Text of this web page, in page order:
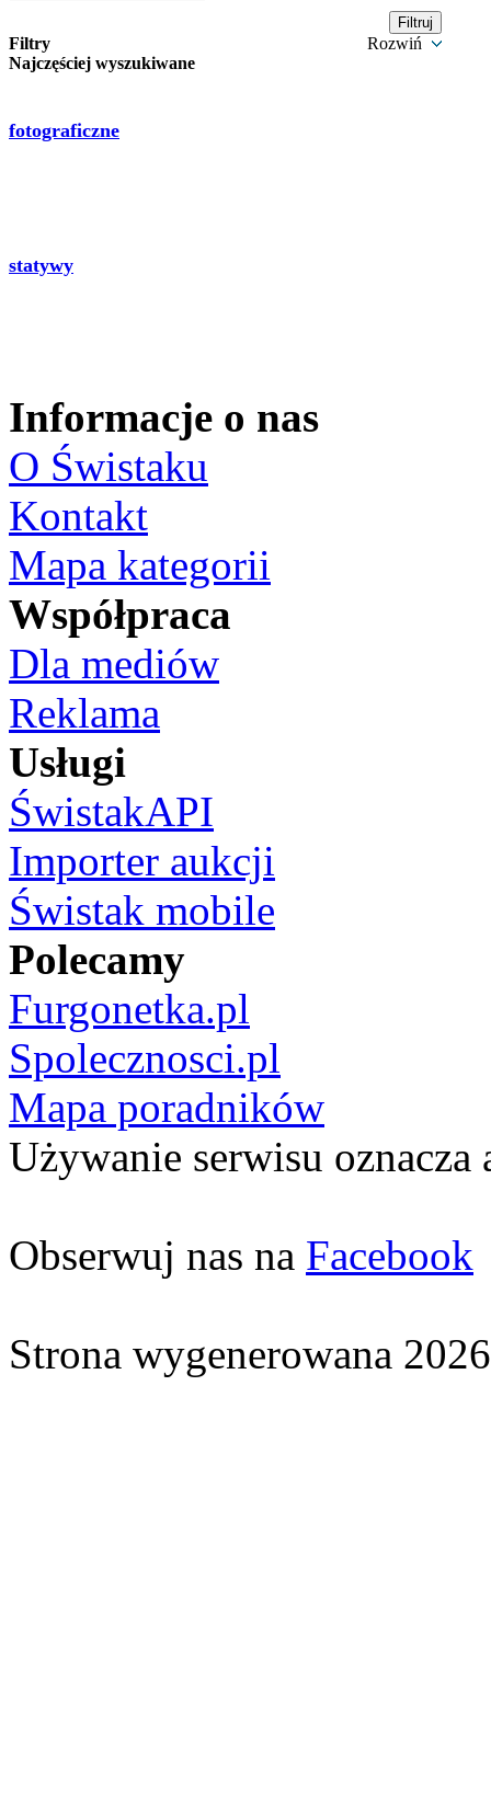
Filtry
Rozwiń
Najczęściej wyszukiwane
fotograficzne
statywy
Informacje o nas
O Świstaku
Kontakt
Mapa kategorii
Współpraca
Dla mediów
Reklama
Usługi
ŚwistakAPI
Importer aukcji
Świstak mobile
Polecamy
Furgonetka.pl
Spolecznosci.pl
Mapa poradników
Używanie serwisu oznacza
Obserwuj nas na Facebook
Strona wygenerowana